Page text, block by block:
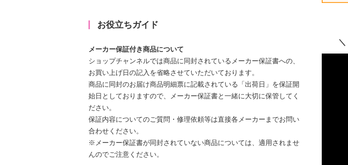
【パワフルな吸引力でしっかりお掃除】
ー：
ダイソンデジタルモーター Ｖ８は、小型で軽量のモーター
が毎分最大１０７，０００回転し、パワフルな吸引力を生み
出します。
Ｖ６シリーズ（ダイソンデジタルモーター Ｖ６）より吸引
力が向上しています。
■スリムフラフィクリーナーヘッド：
日本の住環境に合わせて設計された、カーボンファイバーブ
ラシとナイロンフェルトブラシを組み合わせた幅約２５ｃｍ
お役立ちガイド
メーカー保証付き商品について
ショップチャンネルでは商品に同封されているメーカー保証書への、
お買い上げ日の記入を省略させていただいております。
商品に同封のお届け商品明細票に記載されている「出荷日」を保証開
始日としておりますので、メーカー保証書と一緒に大切に保管してく
ださい。
保証内容についてのご質問・修理依頼等は直接各メーカーまでお問い
合わせください。
※メーカー保証書が同封されていない商品については、適用されませ
んのでご注意ください。
＼